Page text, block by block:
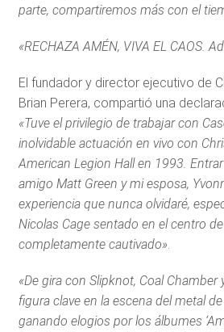
parte, compartiremos más con el
«RECHAZA AMÉN, VIVA EL CAOS.
El fundador y director ejecutivo de
Brian Perera, compartió una
«Tuve el privilegio de trabajar con
inolvidable actuación en vivo con
American Legion Hall en 1993.
amigo Matt Green y mi esposa,
experiencia que nunca olvidaré,
Nicolas Cage sentado en el centro
completamente cautivado».
«De gira con Slipknot, Coal
figura clave en la escena del metal
ganando elogios por los álbumes